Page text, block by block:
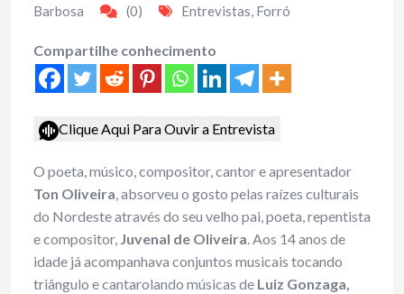
Barbosa
(0) Entrevistas, Forró
Compartilhe conhecimento
Clique Aqui Para Ouvir a Entrevista
O poeta, músico, compositor, cantor e apresentador
Ton Oliveira, absorveu o gosto pelas raízes culturais
do Nordeste através do seu velho pai, poeta, repentista
e compositor, Juvenal de Oliveira. Aos 14 anos de
idade já acompanhava conjuntos musicais tocando
triângulo e cantarolando músicas de Luiz Gonzaga,